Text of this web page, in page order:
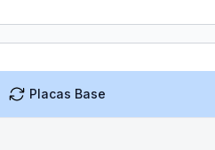
Placas Base